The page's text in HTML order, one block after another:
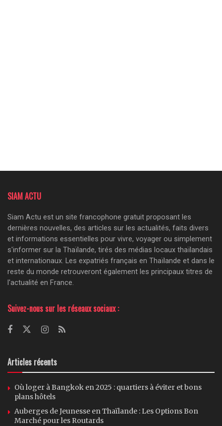
SIAM ACTU
Siam Actu est un site francophone gratuit proposant les
dernières nouvelles, des articles sur les actualités, faits divers
et informations essentielles pour vivre, voyager ou simplement
s'informer sur la Thaïlande, tirés des médias locaux thaïlandais
et internationaux. Les expatriés français en Thaïlande et dans le
reste du monde retrouveront également les principaux titres de
l'actualité en France.
Suivez-nous sur les réseaux sociaux :
Articles récents
Où loger à Bangkok en 2025 : quartiers à éviter et bons
plans hôtels
Auberges de Jeunesse en Thaïlande : Les Options Bon
Marché pour les Routards